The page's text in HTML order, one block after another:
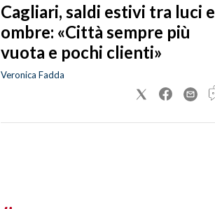
Cagliari, saldi estivi tra luci e
ombre: «Città sempre più
vuota e pochi clienti»
Veronica Fadda